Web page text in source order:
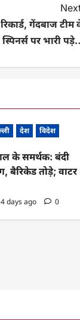
गेंदबाज टीम
स्पिनर्स पर भारी
देश विदेश
के समर्थक: बंदी
बैरिकेड तोड़े; वाटर
4 days ago 0